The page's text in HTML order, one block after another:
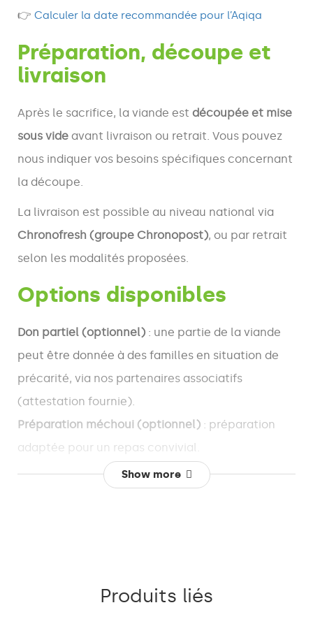
👉 Calculer la date recommandée pour l’Aqiqa
Préparation, découpe et
livraison
Après le sacrifice, la viande est découpée et mise
sous vide avant livraison ou retrait. Vous pouvez
nous indiquer vos besoins spécifiques concernant
la découpe.
La livraison est possible au niveau national via
Chronofresh (groupe Chronopost), ou par retrait
selon les modalités proposées.
Options disponibles
Don partiel (optionnel) : une partie de la viande
peut être donnée à des familles en situation de
précarité, via nos partenaires associatifs
(attestation fournie).
Préparation méchoui (optionnel) : préparation
adaptée pour un repas convivial.
Notre engagement :un service Aqiqa sérieux,
Show more
Produits liés